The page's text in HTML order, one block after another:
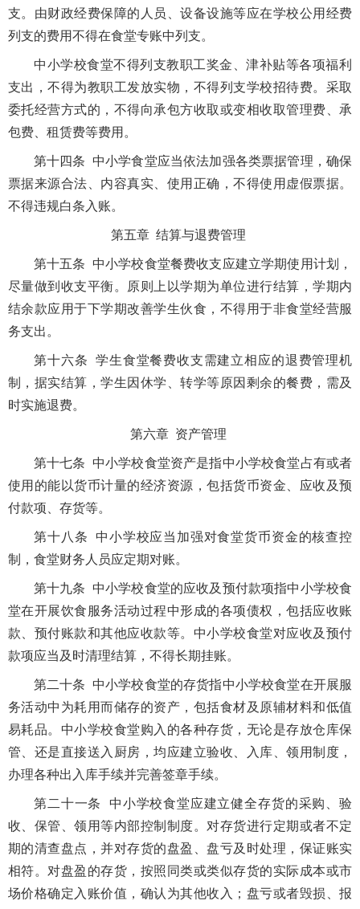
支。由财政经费保障的人员、设备设施等应在学校公用经费
列支的费用不得在食堂专账中列支。
中小学校食堂不得列支教职工奖金、津补贴等各项福利
支出，不得为教职工发放实物，不得列支学校招待费。采取
委托经营方式的，不得向承包方收取或变相收取管理费、承
包费、租赁费等费用。
第十四条 中小学食堂应当依法加强各类票据管理，确保
票据来源合法、内容真实、使用正确，不得使用虚假票据。
不得违规白条入账。
第五章 结算与退费管理
第十五条 中小学校食堂餐费收支应建立学期使用计划，
尽量做到收支平衡。原则上以学期为单位进行结算，学期内
结余款应用于下学期改善学生伙食，不得用于非食堂经营服
务支出。
第十六条 学生食堂餐费收支需建立相应的退费管理机
制，据实结算，学生因休学、转学等原因剩余的餐费，需及
时实施退费。
第六章 资产管理
第十七条 中小学校食堂资产是指中小学校食堂占有或者
使用的能以货币计量的经济资源，包括货币资金、应收及预
付款项、存货等。
第十八条 中小学校应当加强对食堂货币资金的核查控
制，食堂财务人员应定期对账。
第十九条 中小学校食堂的应收及预付款项指中小学校食
堂在开展饮食服务活动过程中形成的各项债权，包括应收账
款、预付账款和其他应收款等。中小学校食堂对应收及预付
款项应当及时清理结算，不得长期挂账。
第二十条 中小学校食堂的存货指中小学校食堂在开展服
务活动中为耗用而储存的资产，包括食材及原辅材料和低值
易耗品。中小学校食堂购入的各种存货，无论是存放仓库保
管、还是直接送入厨房，均应建立验收、入库、领用制度，
办理各种出入库手续并完善签章手续。
第二十一条 中小学校食堂应建立健全存货的采购、验
收、保管、领用等内部控制制度。对存货进行定期或者不定
期的清查盘点，并对存货的盘盈、盘亏及时处理，保证账实
相符。对盘盈的存货，按照同类或类似存货的实际成本或市
场价格确定入账价值，确认为其他收入；盘亏或者毁损、报